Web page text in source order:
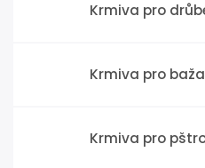
Krmiva pro
Krmiva pro
Krmiva pro